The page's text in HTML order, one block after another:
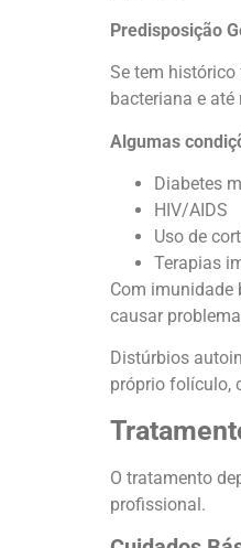
Predisposição
Se tem histórico
bacteriana e
Algumas
Diabetes
HIV/AIDS
Uso de
Terapias
Com imunidade
causar
Distúrbios
próprio folículo,
O tratamento
profissional.